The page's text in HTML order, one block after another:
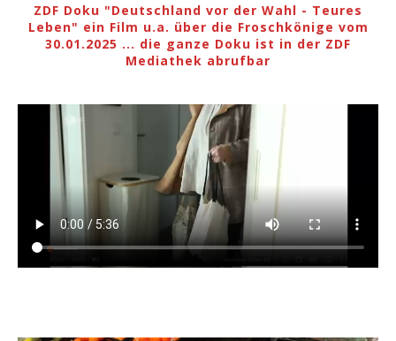
ZDF Doku "Deutschland vor der Wahl - Teures
Leben" ein Film u.a. über die Froschkönige vom
30.01.2025 ... die ganze Doku ist in der ZDF
Mediathek abrufbar